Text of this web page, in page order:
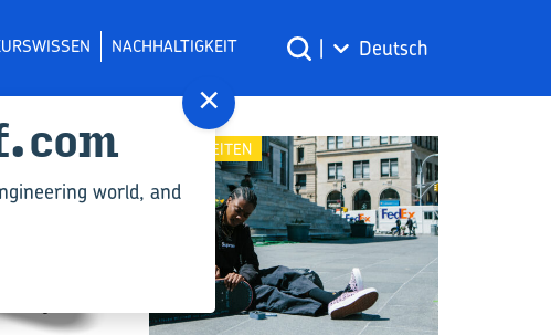
NACHHALTIGKEIT | Deutsch
NEUIGKEITEN
×
world, and